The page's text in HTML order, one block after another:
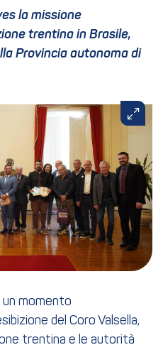
la missione
trentina in Brasile,
Provincia autonoma di
momento
del Coro Valsella,
trentina e le autorità